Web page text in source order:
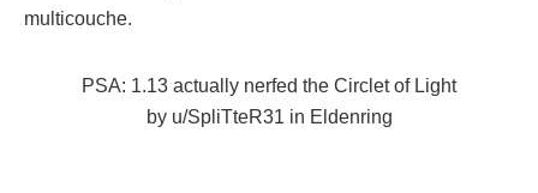
multicouche.
PSA: 1.13 actually nerfed the Circlet of Light
by u/SpliTteR31 in Eldenring